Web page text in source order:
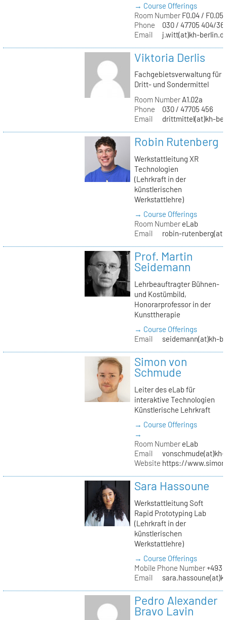
→ Course Offerings
Room NumberF0.04 / F0.05
Phone
030 / 47705 404/
Email
j.witt(at)kh-
Viktoria Derlis
Fachgebietsverwaltung für
Dritt- und Sondermittel
Room NumberA1.02a
Phone
030 / 47705 456
Email
drittmittel(at)kh-
Robin Rutenberg
Werkstattleitung XR
Technologien
(Lehrkraft in der
künstlerischen
Werkstattlehre)
→ Course Offerings
Room NumbereLab
Email
robin-
Prof. Martin
Seidemann
Lehrbeauftragter Bühnen-
und Kostümbild,
Honorarprofessor in der
Kunsttherapie
→ Course Offerings
Email
seidemann(at)kh-
Simon von
Schmude
Leiter des eLab für
interaktive Technologien
Künstlerische Lehrkraft
→ Course Offerings
→
Room NumbereLab
Email
Website https://
Sara Hassoune
Werkstattleitung Soft
Rapid Prototyping Lab
(Lehrkraft in der
künstlerischen
Werkstattlehre)
→ Course Offerings
Mobile Phone Number
Email
Pedro Alexander
Bravo Lavin